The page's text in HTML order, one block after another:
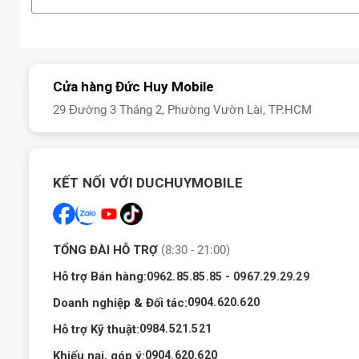
OPPO mới đây đã âm thầm giới thiệu mẫu smartphone giá rẻ
Cửa hàng Đức Huy Mobile
29 Đường 3 Tháng 2, Phường Vườn Lài, TP.HCM
KẾT NỐI VỚI DUCHUYMOBILE
TỔNG ĐÀI HỖ TRỢ (8:30 - 21:00)
Hỗ trợ Bán hàng:0962.85.85.85 - 0967.29.29.29
Doanh nghiệp & Đối tác:0904.620.620
Hỗ trợ Kỹ thuật:0984.521.521
Khiếu nại, góp ý:0904.620.620